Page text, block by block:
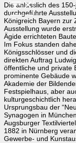
Die anlässlich des
durchgeführte
Königreich Bayern zur
Ausstellung wurde
Ägide errichteten
Im Fokus standen
Königsschlösser und
direkten Auftrag
öffentliche und private
prominente Gebäude
Akademie der
Festspielhaus, aber
kulturgeschichtlich
Ursprungsbau der
Synagogen in
Augsburger
1882 in Nürnberg
Gewerbe- und